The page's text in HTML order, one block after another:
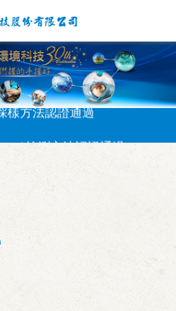
過
樣方法認證通過
檢測方法認證通過
測方法認證通過
測方法認證通過
過
樣方法認證通過